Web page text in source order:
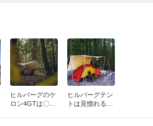
ヒルバーグのケ
ロン4GTは〇〇
ヒルバーグテン
トは見惚れるほ